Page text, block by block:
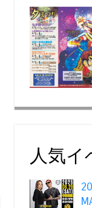
人気イ